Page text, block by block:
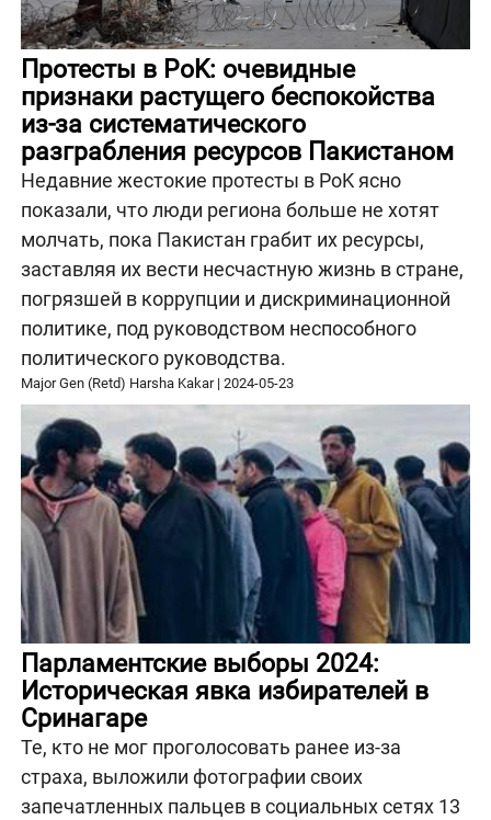
Протесты в PoK: очевидные
признаки растущего беспокойства
из-за систематического
разграбления ресурсов Пакистаном
Недавние жестокие протесты в PoK ясно
показали, что люди региона больше не хотят
молчать, пока Пакистан грабит их ресурсы,
заставляя их вести несчастную жизнь в стране,
погрязшей в коррупции и дискриминационной
политике, под руководством неспособного
политического руководства.
Major Gen (Retd) Harsha Kakar|2024-05-23
Парламентские выборы 2024:
Историческая явка избирателей в
Сринагаре
Те, кто не мог проголосовать ранее из-за
страха, выложили фотографии своих
запечатленных пальцев в социальных сетях 13